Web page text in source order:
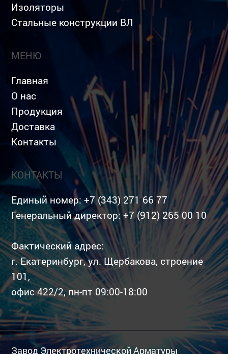
Изоляторы
Стальные конструкции ВЛ
МЕНЮ
Главная
О нас
Продукция
Доставка
Контакты
КОНТАКТЫ
Единый номер:+7 (343) 271 66 77
Генеральный директор:+7 (912) 265 00 10
Фактический адрес:
г. Екатеринбург, ул. Щербакова, строение
101,
офис 422/2, пн-пт 09:00-18:00
Завод Электротехнической Арматуры